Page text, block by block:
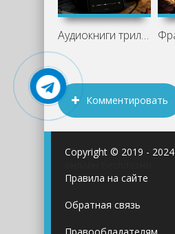
Аудиокниги триллеры слушать онлайн —
Комментировать
Copyright © 2019 - 2024
Правила на сайте
Обратная связь